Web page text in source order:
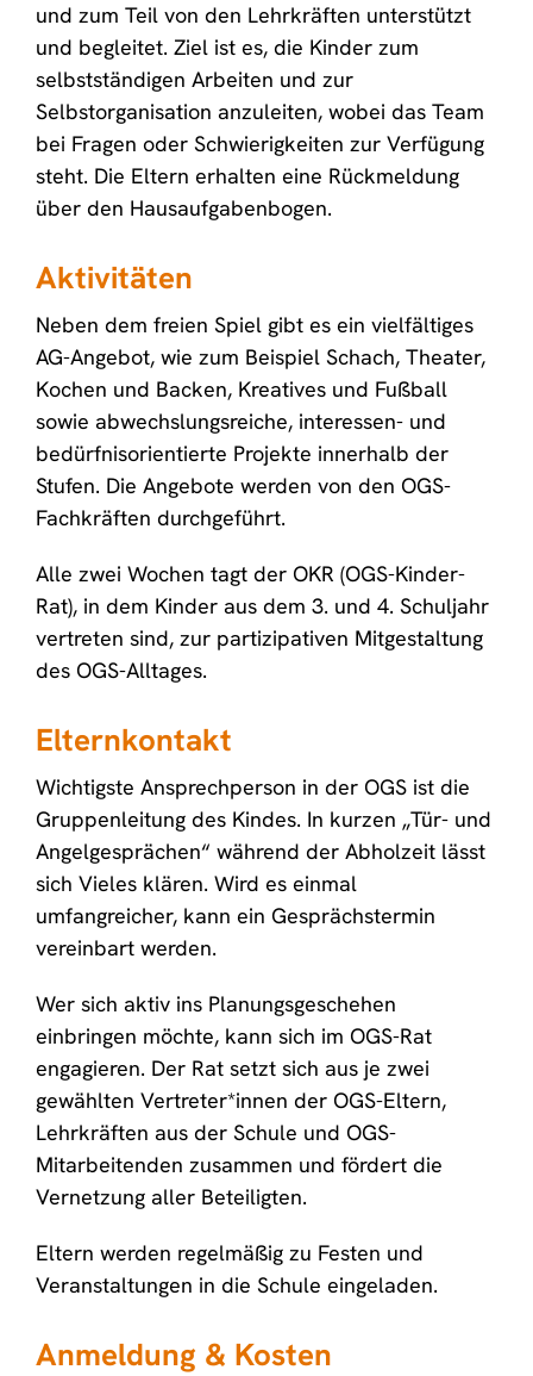
und zum Teil von den Lehrkräften unterstützt
und begleitet. Ziel ist es, die Kinder zum
selbstständigen Arbeiten und zur
Selbstorganisation anzuleiten, wobei das Team
bei Fragen oder Schwierigkeiten zur Verfügung
steht. Die Eltern erhalten eine Rückmeldung
über den Hausaufgabenbogen.
Aktivitäten
Neben dem freien Spiel gibt es ein vielfältiges
AG-Angebot, wie zum Beispiel Schach, Theater,
Kochen und Backen, Kreatives und Fußball
sowie abwechslungsreiche, interessen- und
bedürfnisorientierte Projekte innerhalb der
Stufen. Die Angebote werden von den OGS-
Fachkräften durchgeführt.
Alle zwei Wochen tagt der OKR (OGS-Kinder-
Rat), in dem Kinder aus dem 3. und 4. Schuljahr
vertreten sind, zur partizipativen Mitgestaltung
des OGS-Alltages.
Elternkontakt
Wichtigste Ansprechperson in der OGS ist die
Gruppenleitung des Kindes. In kurzen „Tür- und
Angelgesprächen“ während der Abholzeit lässt
sich Vieles klären. Wird es einmal
umfangreicher, kann ein Gesprächstermin
vereinbart werden.
Wer sich aktiv ins Planungsgeschehen
einbringen möchte, kann sich im OGS-Rat
engagieren. Der Rat setzt sich aus je zwei
gewählten Vertreter*innen der OGS-Eltern,
Lehrkräften aus der Schule und OGS-
Mitarbeitenden zusammen und fördert die
Vernetzung aller Beteiligten.
Eltern werden regelmäßig zu Festen und
Veranstaltungen in die Schule eingeladen.
Anmeldung & Kosten